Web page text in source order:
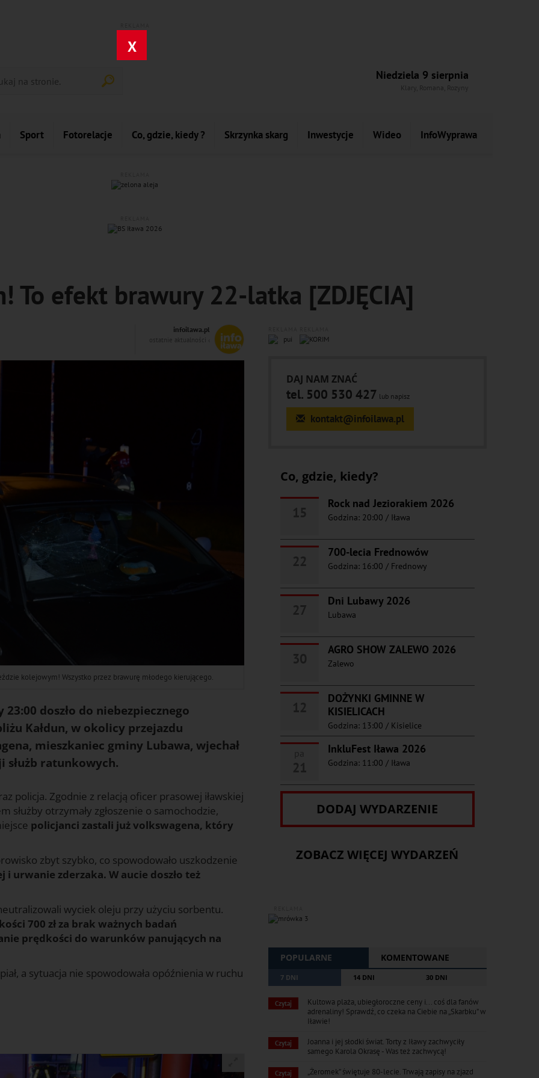
X
Niedziela 9 sierpnia
Klary, Romana, Rozyny
Sport Fotorelacje Co, gdzie, kiedy ? Skrzynka skarg Inwestycje Wideo InfoWyprawa
To efekt brawury 22-latka [ZDJĘCIA]
infoilawa.pl
ostatnie aktualności ‹
kolejowym! Wszystko przez brawurę młodego kierującego.
doszło do niebezpiecznego
Kałdun, w okolicy przejazdu
mieszkaniec gminy Lubawa, wjechał
służb ratunkowych.
policja. Zgodnie z relacją oficer prasowej iławskiej
służby otrzymały zgłoszenie o samochodzie,
policjanci zastali już volkswagena, który
zbyt szybko, co spowodowało uszkodzenie
i urwanie zderzaka. W aucie doszło też
wyciek oleju przy użyciu sorbentu.
700 zł za brak ważnych badań
prędkości do warunków panujących na
a sytuacja nie spowodowała opóźnienia w ruchu
DAJ NAM ZNAĆ
tel. 500 530 427 lub napisz
kontakt@infoilawa.pl
Co, gdzie, kiedy?
Rock nad Jeziorakiem 2026
Godzina: 20:00 / Iława
700-lecia Frednowów
Godzina: 16:00 / Frednowy
Dni Lubawy 2026
Lubawa
AGRO SHOW ZALEWO 2026
Zalewo
DOŻYNKI GMINNE W
KISIELICACH
Godzina: 13:00 / Kisielice
InkluFest Iława 2026
Godzina: 11:00 / Iława
DODAJ WYDARZENIE
ZOBACZ WIĘCEJ WYDARZEŃ
POPULARNE KOMENTOWANE
7 DNI 14 DNI 30 DNI
Czytaj
Kultowa plaża, ubiegłoroczne ceny i... coś dla fanów
adrenaliny! Sprawdź, co czeka na Ciebie na „Skarbku” w
Iławie!
Czytaj
Joanna i jej słodki świat. Torty z Iławy zachwyciły
samego Karola Okrasę - Was też zachwycą!
Czytaj
„Żeromek” świętuje 80-lecie. Trwają zapisy na zjazd